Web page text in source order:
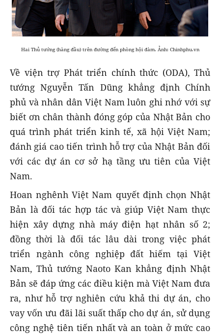
Hai Thủ tướng (hàng đầu) trên đường đến phòng hội đàm. Ảnh: Chinhphu.vn
Về viện trợ Phát triển chính thức (ODA), Thủ
tướng Nguyễn Tấn Dũng khẳng định Chính
phủ và nhân dân Việt Nam luôn ghi nhớ với sự
biết ơn chân thành đóng góp của Nhật Bản cho
quá trình phát triển kinh tế, xã hội Việt Nam;
đánh giá cao tiến trình hỗ trợ của Nhật Bản đối
với các dự án cơ sở hạ tầng ưu tiên của Việt
Nam.
Hoan nghênh Việt Nam quyết định chọn Nhật
Bản là đối tác hợp tác và giúp Việt Nam thực
hiện xây dựng nhà máy điện hạt nhân số 2;
đồng thời là đối tác lâu dài trong việc phát
triển ngành công nghiệp đất hiếm tại Việt
Nam, Thủ tướng Naoto Kan khẳng định Nhật
Bản sẽ đáp ứng các điều kiện mà Việt Nam đưa
ra, như hỗ trợ nghiên cứu khả thi dự án, cho
vay vốn ưu đãi lãi suất thấp cho dự án, sử dụng
công nghệ tiên tiến nhất và an toàn ở mức cao